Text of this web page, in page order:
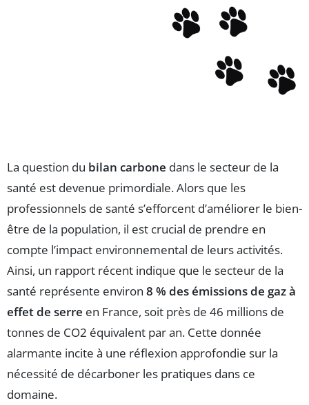
La question du bilan carbone dans le secteur de la
santé est devenue primordiale. Alors que les
professionnels de santé s’efforcent d’améliorer le bien-
être de la population, il est crucial de prendre en
compte l’impact environnemental de leurs activités.
Ainsi, un rapport récent indique que le secteur de la
santé représente environ 8 % des émissions de gaz à
effet de serre en France, soit près de 46 millions de
tonnes de CO2 équivalent par an. Cette donnée
alarmante incite à une réflexion approfondie sur la
nécessité de décarboner les pratiques dans ce
domaine.